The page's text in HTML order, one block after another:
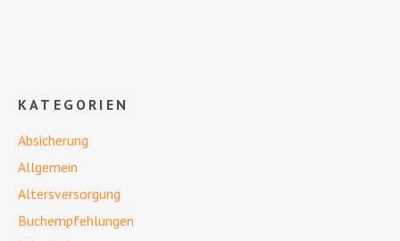
KATEGORIEN
Absicherung
Allgemein
Altersversorgung
Buchempfehlungen